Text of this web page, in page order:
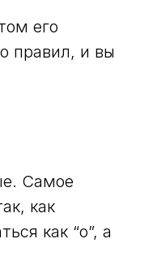
его
правил, и вы
Самое
как
как “о”, а